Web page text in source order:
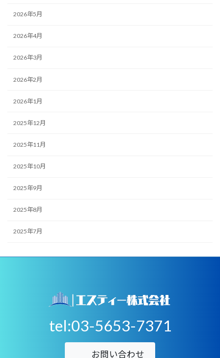
2026年5月
2026年4月
2026年3月
2026年2月
2026年1月
2025年12月
2025年11月
2025年10月
2025年9月
2025年8月
2025年7月
tel:03-5653-7371
お問い合わせ